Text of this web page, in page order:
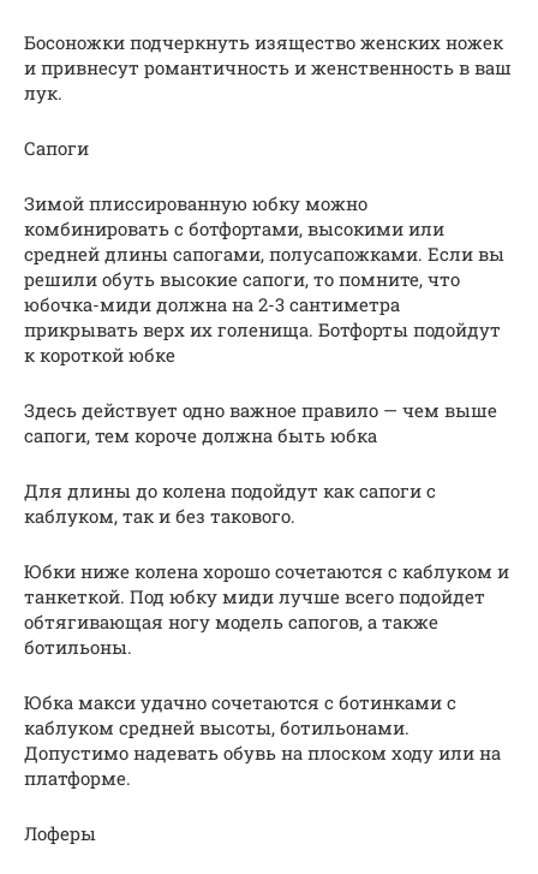
Босоножки подчеркнуть изящество женских ножек
и привнесут романтичность и женственность в ваш
лук.
Сапоги
Зимой плиссированную юбку можно
комбинировать с ботфортами, высокими или
средней длины сапогами, полусапожками. Если вы
решили обуть высокие сапоги, то помните, что
юбочка-миди должна на 2-3 сантиметра
прикрывать верх их голенища. Ботфорты подойдут
к короткой юбке
Здесь действует одно важное правило — чем выше
сапоги, тем короче должна быть юбка
Для длины до колена подойдут как сапоги с
каблуком, так и без такового.
Юбки ниже колена хорошо сочетаются с каблуком и
танкеткой. Под юбку миди лучше всего подойдет
обтягивающая ногу модель сапогов, а также
ботильоны.
Юбка макси удачно сочетаются с ботинками с
каблуком средней высоты, ботильонами.
Допустимо надевать обувь на плоском ходу или на
платформе.
Лоферы